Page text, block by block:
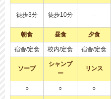
徒歩3分 徒歩10分 -
朝食 昼食 夕食
宿舎/定食 校内/定食 宿舎/定食
ソープ
シャンプ
ー
リンス
○ ○ ○